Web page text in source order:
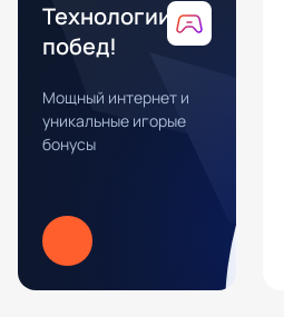
Технологии
побед!
Мощный интернет и
уникальные игорые
бонусы